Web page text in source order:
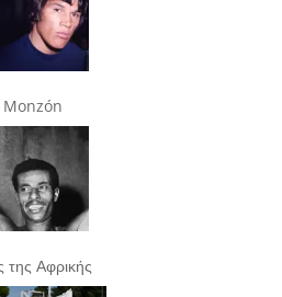
Monzón
της Αφρικής